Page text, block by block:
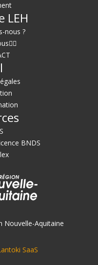
LEH
nous ?
BNDS
Nouvelle-Aquitaine
SaaS